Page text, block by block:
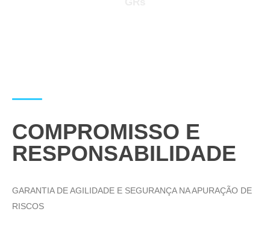
COMPROMISSO E
RESPONSABILIDADE
GARANTIA DE AGILIDADE E SEGURANÇA NA APURAÇÃO DE
RISCOS